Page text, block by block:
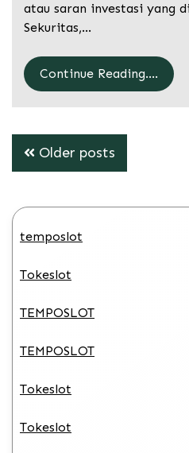
atau saran investasi yang
Sekuritas,…
Continue Reading....
Posts
navigation
Older posts
temposlot
Tokeslot
TEMPOSLOT
TEMPOSLOT
Tokeslot
Tokeslot